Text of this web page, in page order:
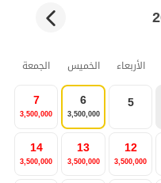
الأربعاء الخميس الجمعة
5
6
3,500,000
7
3,500,000
12
3,500,000
13
3,500,000
14
3,500,000